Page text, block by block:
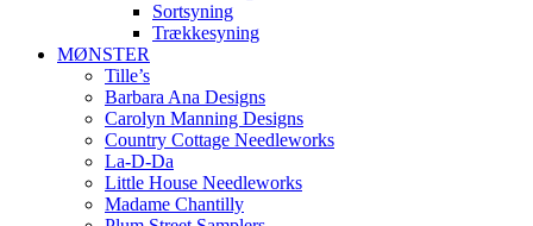
Sortsyning
Trækkesyning
MØNSTER
Tille’s
Barbara Ana Designs
Carolyn Manning Designs
Country Cottage Needleworks
La-D-Da
Little House Needleworks
Madame Chantilly